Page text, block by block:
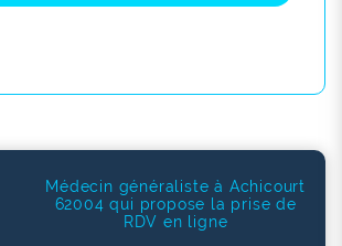
Médecin généraliste à Achicourt
62004 qui propose la prise de
RDV en ligne